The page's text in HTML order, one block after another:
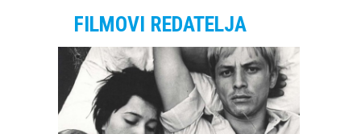
FILMOVI REDATELJA